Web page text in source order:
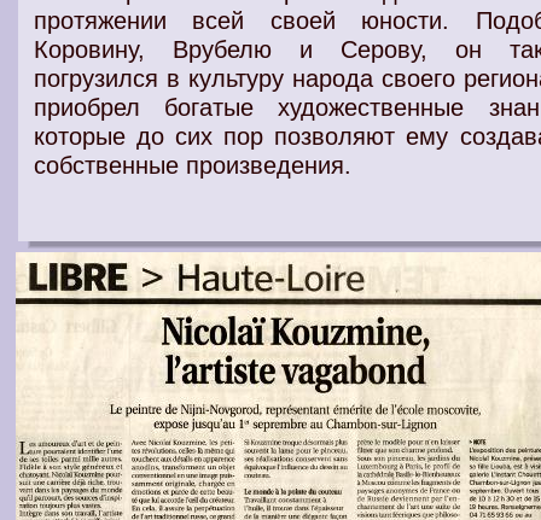
протяжении всей своей юности.
Коровину, Врубелю и Серову, он
погрузился в культуру народа своего
приобрел богатые художественные
которые до сих пор позволяют ему
собственные произведения.